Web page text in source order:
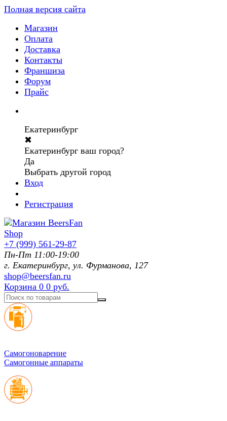
Полная версия сайта
Магазин
Оплата
Доставка
Контакты
Франшиза
Форум
Прайс
Екатеринбург
✖
Екатеринбург ваш город?
Да
Выбрать другой город
Вход
Регистрация
+7 (999) 561-29-87
Пн-Пт 11:00-19:00
г. Екатеринбург, ул. Фурманoва, 127
shop@beersfan.ru
Корзина 0 0 руб.
Cамогоноварение
Самогонные аппараты